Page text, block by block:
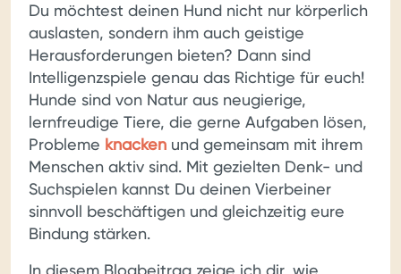
Du möchtest deinen Hund nicht nur körperlich
auslasten, sondern ihm auch geistige
Herausforderungen bieten? Dann sind
Intelligenzspiele genau das Richtige für euch!
Hunde sind von Natur aus neugierige,
lernfreudige Tiere, die gerne Aufgaben lösen,
Probleme knacken und gemeinsam mit ihrem
Menschen aktiv sind. Mit gezielten Denk- und
Suchspielen kannst Du deinen Vierbeiner
sinnvoll beschäftigen und gleichzeitig eure
Bindung stärken.